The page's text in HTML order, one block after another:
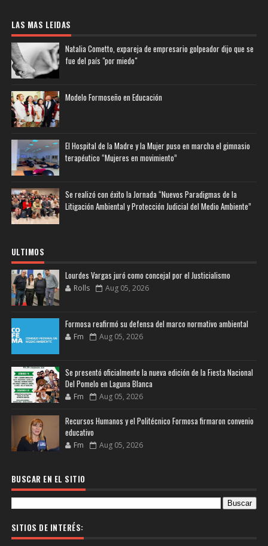
LAS MAS LEIDAS
Natalia Cometto, expareja de empresario golpeador dijo que se
fue del país "por miedo"
Modelo Formoseño en Educación
El Hospital de la Madre y la Mujer puso en marcha el gimnasio
terapéutico “Mujeres en movimiento”
Se realizó con éxito la Jornada “Nuevos Paradigmas de la
Litigación Ambiental y Protección Judicial del Medio Ambiente”
ULTIMOS
Lourdes Vargas juró como concejal por el Justicialismo
Rolls Aug 05, 2026
Formosa reafirmó su defensa del marco normativo ambiental
Fm Aug 05, 2026
Se presentó oficialmente la nueva edición de la Fiesta Nacional
Del Pomelo en Laguna Blanca
Fm Aug 05, 2026
Recursos Humanos y el Politécnico Formosa firmaron convenio
educativo
Fm Aug 05, 2026
BUSCAR EN EL SITIO
SITIOS DE INTERÉS: